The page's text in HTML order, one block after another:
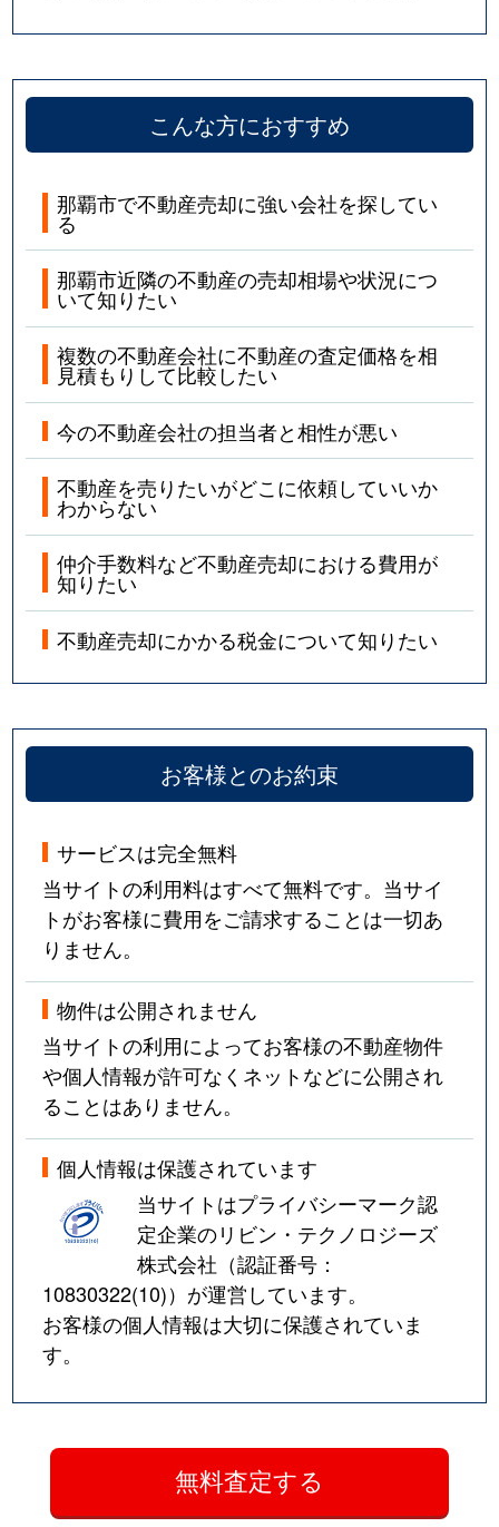
こんな方におすすめ
那覇市で不動産売却に強い会社を探してい
る
那覇市近隣の不動産の売却相場や状況につ
いて知りたい
複数の不動産会社に不動産の査定価格を相
見積もりして比較したい
今の不動産会社の担当者と相性が悪い
不動産を売りたいがどこに依頼していいか
わからない
仲介手数料など不動産売却における費用が
知りたい
不動産売却にかかる税金について知りたい
お客様とのお約束
サービスは完全無料
当サイトの利用料はすべて無料です。当サイ
トがお客様に費用をご請求することは一切あ
りません。
物件は公開されません
当サイトの利用によってお客様の不動産物件
や個人情報が許可なくネットなどに公開され
ることはありません。
個人情報は保護されています
当サイトはプライバシーマーク認
定企業のリビン・テクノロジーズ
株式会社（認証番号：
10830322(10)）が運営しています。
お客様の個人情報は大切に保護されていま
す。